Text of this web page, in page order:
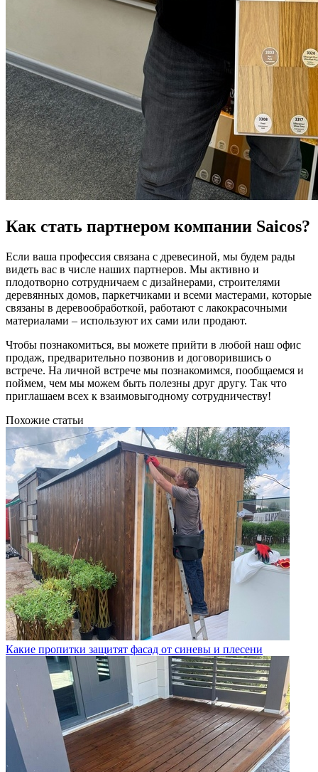
Как стать партнером компании Saicos?
Если ваша профессия связана с древесиной, мы будем рады
видеть вас в числе наших партнеров. Мы активно и
плодотворно сотрудничаем с дизайнерами, строителями
деревянных домов, паркетчиками и всеми мастерами, которые
связаны в деревообработкой, работают с лакокрасочными
материалами – используют их сами или продают.
Чтобы познакомиться, вы можете прийти в любой наш офис
продаж, предварительно позвонив и договорившись о
встрече. На личной встрече мы познакомимся, пообщаемся и
поймем, чем мы можем быть полезны друг другу. Так что
приглашаем всех к взаимовыгодному сотрудничеству!
Похожие статьи
Какие пропитки защитят фасад от синевы и плесени